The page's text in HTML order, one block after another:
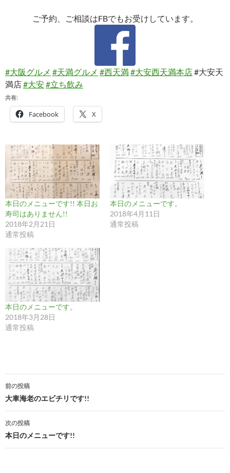
ご予約、ご相談はFBでもお受けしています。
#大阪グルメ #天満グルメ #西天満#大安西天満本店#大安天
満店#大安#立ち飲み
共有:
Facebook X
本日のメニューです!! 本日お
寿司はありません!!
2018年2月21日
通常投稿
本日のメニューです。
2018年4月11日
通常投稿
本日のメニューです。
2018年3月28日
通常投稿
投
稿
ナ
ビ
前の投稿
大車海老のエビチリです!!
次の投稿
本日のメニューです!!